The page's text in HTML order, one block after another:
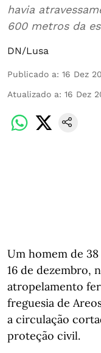
havia
600 metros da
DN/Lusa
Publicado a: 16 Dez
Atualizado a: 16 Dez
Um homem de
16 de dezembro,
atropelamento
freguesia de
a circulação
proteção civil.